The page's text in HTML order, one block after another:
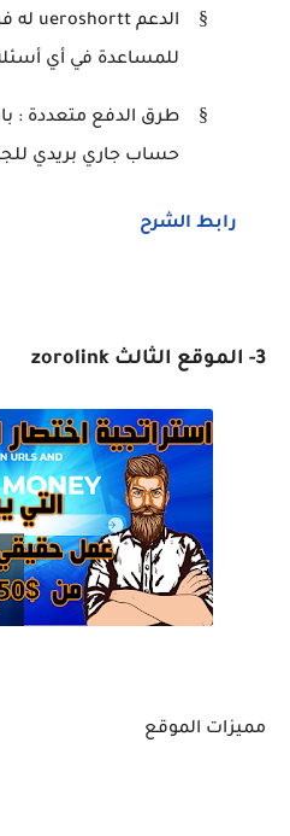
§ الدعم ueroshortt له
للمساعدة في أي
§
طرق الدفع متعددة :
حساب جاري بريدي
رابط الشرح
3- الموقع الثالث zorolink
مميزات الموقع